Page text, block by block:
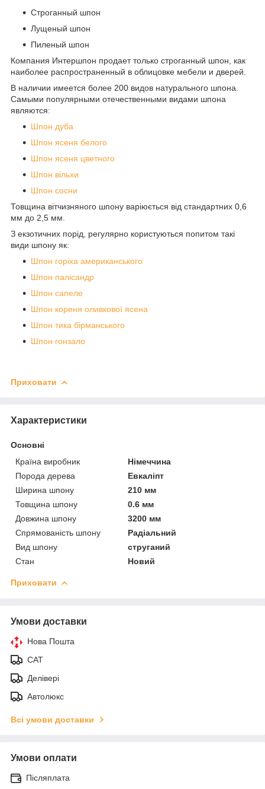
Строганный шпон
Лущеный шпон
Пиленый шпон
Компания Интершпон продает только строганный шпон, как
наиболее распространенный в облицовке мебели и дверей.
В наличии имеется более 200 видов натурального шпона.
Самыми популярными отечественными видами шпона
являются:
Шпон дуба
Шпон ясеня белого
Шпон ясеня цветного
Шпон вільхи
Шпон сосни
Товщина вітчизняного шпону варіюється від стандартних 0,6
мм до 2,5 мм.
З екзотичних порід, регулярно користуються попитом такі
види шпону як:
Шпон горіха американського
Шпон палісандр
Шпон сапеле
Шпон кореня оливкової ясена
Шпон тика бірманського
Шпон гонзало
Приховати
Характеристики
Основні
Країна виробник
Німеччина
Порода дерева
Евкаліпт
Ширина шпону
210 мм
Товщина шпону
0.6 мм
Довжина шпону
3200 мм
Спрямованість шпону
Радіальний
Вид шпону
струганий
Стан
Новий
Приховати
Умови доставки
Нова Пошта
САТ
Делівері
Автолюкс
Всі умови доставки
Умови оплати
Післяплата